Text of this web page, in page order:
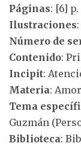
Páginas: [6] p.
Ilustraciones
Número de
Contenido:
Incipit:
Materia: Amor
Tema
Guzmán
Biblioteca: